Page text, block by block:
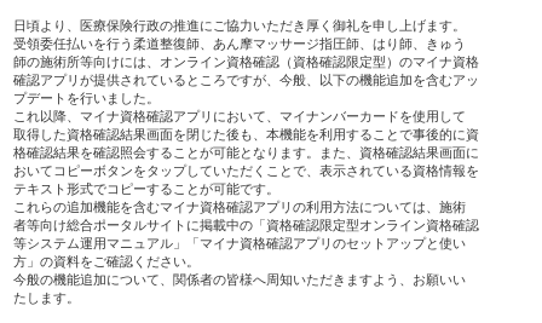
日頃より、医療保険行政の推進にご協力いただき厚く御礼を申し上げます。
受領委任払いを行う柔道整復師、あん摩マッサージ指圧師、はり師、きゅう
師の施術所等向けには、オンライン資格確認（資格確認限定型）のマイナ資格
確認アプリが提供されているところですが、今般、以下の機能追加を含むアッ
プデートを行いました。
これ以降、マイナ資格確認アプリにおいて、マイナンバーカードを使用して
取得した資格確認結果画面を閉じた後も、本機能を利用することで事後的に資
格確認結果を確認照会することが可能となります。また、資格確認結果画面に
おいてコピーボタンをタップしていただくことで、表示されている資格情報を
テキスト形式でコピーすることが可能です。
これらの追加機能を含むマイナ資格確認アプリの利用方法については、施術
者等向け総合ポータルサイトに掲載中の「資格確認限定型オンライン資格確認
等システム運用マニュアル」「マイナ資格確認アプリのセットアップと使い
方」の資料をご確認ください。
今般の機能追加について、関係者の皆様へ周知いただきますよう、お願いい
たします。